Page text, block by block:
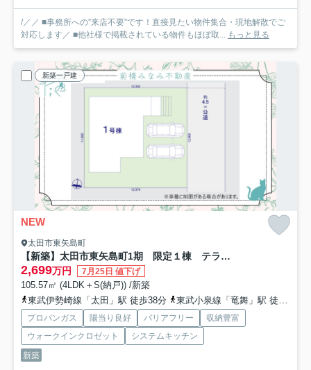
/／／ ■事務所への”来店不要”です！直接見たい物件集合・現地解散でご
対応します／ ■他社様で掲載されている物件もほぼ取... もっと見る
新築一戸建
NEW
太田市東矢島町
【新築】太田市東矢島町1期 限定１棟 テラシエ 新築建売
2,699万円 7月25日 値下げ
105.57㎡ (4LDK＋S(納戸)) /新築
東武伊勢崎線「太田」駅 徒歩38分
東武小泉線「竜舞」駅 徒歩38分
プロパンガス 陽当り良好 バリアフリー
収納豊富
ウォークインクロゼット
システムキッチン
新築